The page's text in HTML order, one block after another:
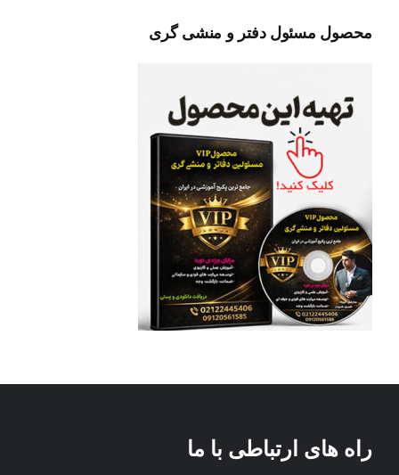
محصول مسئول دفتر و منشی گری
راه های ارتباطی با ما